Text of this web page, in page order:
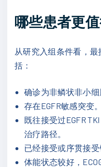
哪些患者更
从研究入组条件看，
括：
确诊为非鳞状非小细
存在EGFR敏感突变。
既往接受过EGFR
治疗路径。
已经接受或序贯接受
体能状态较好，